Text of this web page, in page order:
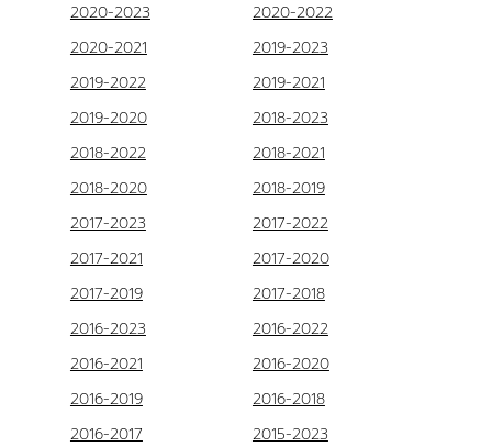
2020-2023
2020-2022
2020-2021
2019-2023
2019-2022
2019-2021
2019-2020
2018-2023
2018-2022
2018-2021
2018-2020
2018-2019
2017-2023
2017-2022
2017-2021
2017-2020
2017-2019
2017-2018
2016-2023
2016-2022
2016-2021
2016-2020
2016-2019
2016-2018
2016-2017
2015-2023